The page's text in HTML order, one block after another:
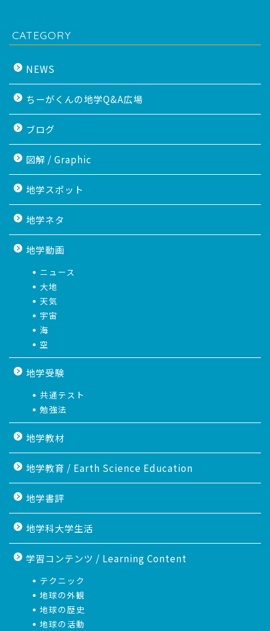
CATEGORY
NEWS
ちーがくんの地学Q&A広場
ブログ
図解 / Graphic
地学スポット
地学ネタ
地学動画
ニュース
大地
天気
宇宙
海
空
地学受験
共通テスト
勉強法
地学教材
地学教育 / Earth Science Education
地学書評
地学科大学生活
学習コンテンツ / Learning Content
テクニック
地球の外観
地球の歴史
地球の活動